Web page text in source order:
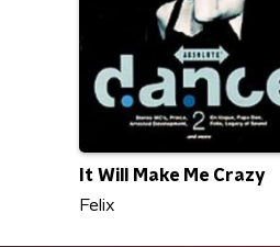
It Will Make Me Crazy
Felix